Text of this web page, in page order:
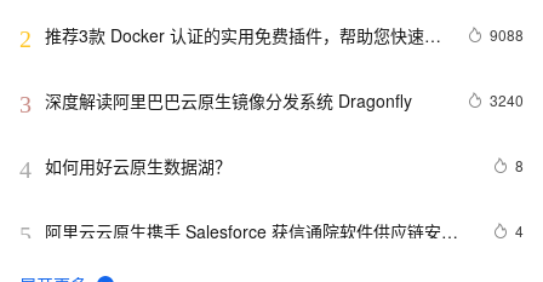
2 推荐3款 Docker 认证的实用免费插件，帮助您快速构
9088
3 深度解读阿里巴巴云原生镜像分发系统 Dragonfly 3240
4 如何用好云原生数据湖？ 8
5
阿里云云原生携手 Salesforce 获信通院软件供应链安全
4